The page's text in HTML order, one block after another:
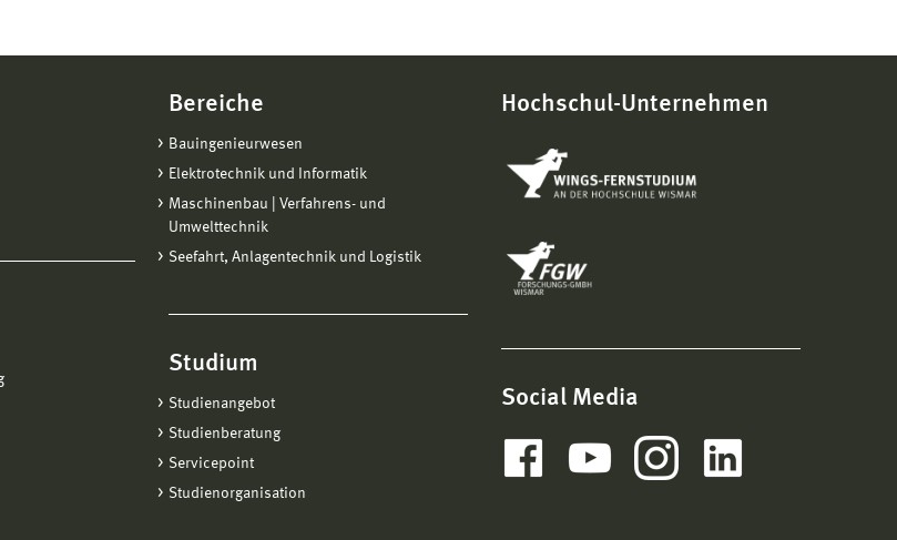
Bereiche
Bauingenieurwesen
Elektrotechnik und Informatik
Maschinenbau | Verfahrens- und
Umwelttechnik
Seefahrt, Anlagentechnik und Logistik
Studium
Studienangebot
Studienberatung
Servicepoint
Studienorganisation
Hochschul-Unternehmen
Social Media